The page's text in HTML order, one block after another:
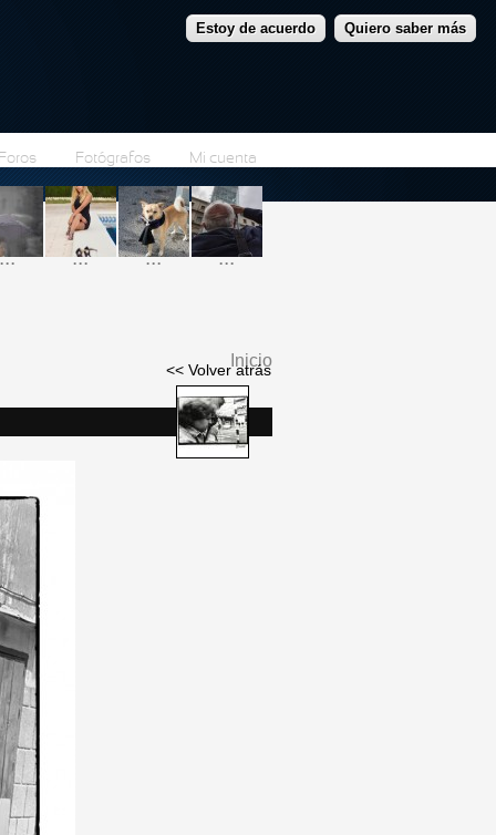
Estoy de acuerdo Quiero saber más
Foros Fotógrafos Mi cuenta
... ... ... ...
Se encuentra usted
aquí
Inicio
<< Volver atrás